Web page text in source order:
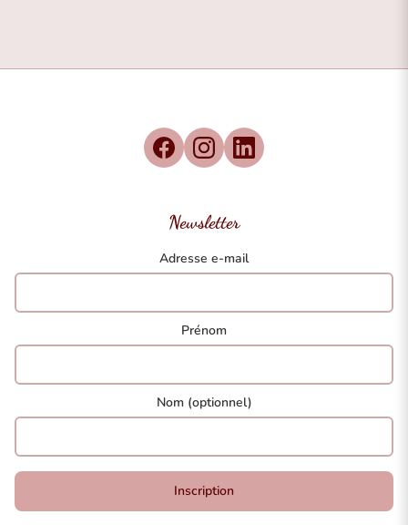
Newsletter
Adresse e-mail
Prénom
Nom (optionnel)